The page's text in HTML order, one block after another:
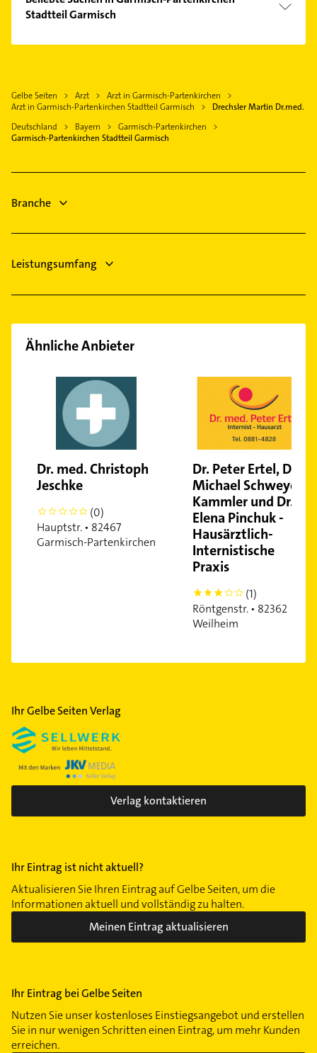
Kochel am See
Gebäudereinigung
Krankengymnastik
Klempner
Gasinstallateur
Immobilien
Stadtteil Garmisch
Krankengymnastik
Fensterbauer
Gasinstallateur
Gelbe Seiten Arzt
Arzt in Garmisch-Partenkirchen
Arzt in Garmisch-Partenkirchen Stadtteil Garmisch
Drechsler Martin Dr.med.
Deutschland
Bayern
Garmisch-Partenkirchen
Garmisch-Partenkirchen Stadtteil Garmisch
Branche
Leistungsumfang
Ähnliche Anbieter
Dr. med. Christoph
Jeschke
0
(0)
Hauptstr. • 82467
Garmisch-Partenkirchen
Dr. Peter Ertel, Dr.
Michael Schweyer-
Kammler und Dr.
Elena Pinchuk -
Hausärztlich-
Internistische
Praxis
3
(1)
Röntgenstr. • 82362
Weilheim
Ihr Gelbe Seiten Verlag
Verlag kontaktieren
Ihr Eintrag ist nicht aktuell?
Aktualisieren Sie Ihren Eintrag auf Gelbe Seiten, um die
Informationen aktuell und vollständig zu halten.
Meinen Eintrag aktualisieren
Ihr Eintrag bei Gelbe Seiten
Nutzen Sie unser kostenloses Einstiegsangebot und erstellen
Sie in nur wenigen Schritten einen Eintrag, um mehr Kunden
erreichen.